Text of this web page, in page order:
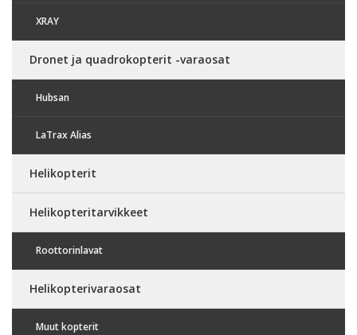
XRAY
Dronet ja quadrokopterit -varaosat
Hubsan
LaTrax Alias
Helikopterit
Helikopteritarvikkeet
Roottorinlavat
Helikopterivaraosat
Muut kopterit